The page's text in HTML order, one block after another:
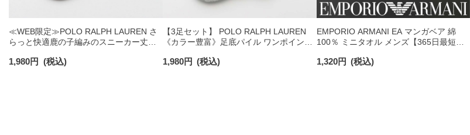
≪WEB限定≫POLO RALPH LAUREN さ
らっと快適鹿の子編みのスニーカー丈ソ
ズ レディース 92022800
1,980円 (税込)
【3足セット】 POLO RALPH LAUREN
《カラー豊富》足底パイル ワンポイント
ンズ 92009604
1,980円 (税込)
EMPORIO ARMANI EA マンガベア 綿
100％ ミニタオル メンズ【365日最短翌
1,320円 (税込)